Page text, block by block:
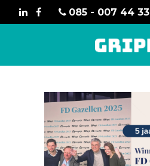
085 - 007 44 33